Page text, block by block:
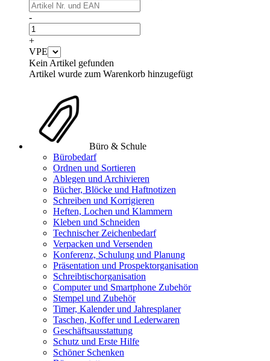
-
+
VPE
Kein Artikel gefunden
Artikel wurde zum Warenkorb hinzugefügt
Büro & Schule
Bürobedarf
Ordnen und Sortieren
Ablegen und Archivieren
Bücher, Blöcke und Haftnotizen
Schreiben und Korrigieren
Heften, Lochen und Klammern
Kleben und Schneiden
Technischer Zeichenbedarf
Verpacken und Versenden
Konferenz, Schulung und Planung
Präsentation und Prospektorganisation
Schreibtischorganisation
Computer und Smartphone Zubehör
Stempel und Zubehör
Timer, Kalender und Jahresplaner
Taschen, Koffer und Lederwaren
Geschäftsausstattung
Schutz und Erste Hilfe
Schöner Schenken